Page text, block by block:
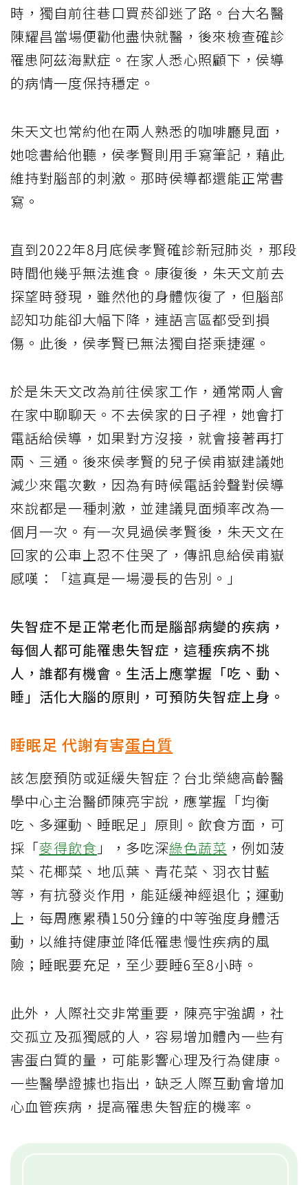
時，獨自前往巷口買菸卻迷了路。台大名醫
陳耀昌當場便勸他盡快就醫，後來檢查確診
罹患阿茲海默症。在家人悉心照顧下，侯導
的病情一度保持穩定。
朱天文也常約他在兩人熟悉的咖啡廳見面，
她唸書給他聽，侯孝賢則用手寫筆記，藉此
維持對腦部的刺激。那時侯導都還能正常書
寫。
直到2022年8月底侯孝賢確診新冠肺炎，那段
時間他幾乎無法進食。康復後，朱天文前去
探望時發現，雖然他的身體恢復了，但腦部
認知功能卻大幅下降，連語言區都受到損
傷。此後，侯孝賢已無法獨自搭乘捷運。
於是朱天文改為前往侯家工作，通常兩人會
在家中聊聊天。不去侯家的日子裡，她會打
電話給侯導，如果對方沒接，就會接著再打
兩、三通。後來侯孝賢的兒子侯甫嶽建議她
減少來電次數，因為有時候電話鈴聲對侯導
來說都是一種刺激，並建議見面頻率改為一
個月一次。有一次見過侯孝賢後，朱天文在
回家的公車上忍不住哭了，傳訊息給侯甫嶽
感嘆：「這真是一場漫長的告別。」
失智症不是正常老化而是腦部病變的疾病，
每個人都可能罹患失智症，這種疾病不挑
人，誰都有機會。生活上應掌握「吃、動、
睡」活化大腦的原則，可預防失智症上身。
睡眠足 代謝有害蛋白質
該怎麼預防或延緩失智症？台北榮總高齡醫
學中心主治醫師陳亮宇說，應掌握「均衡
吃、多運動、睡眠足」原則。飲食方面，可
採「麥得飲食 」，多吃深綠色蔬菜 ，例如菠
菜、花椰菜、地瓜葉、青花菜、羽衣甘藍
等，有抗發炎作用，能延緩神經退化；運動
上，每周應累積150分鐘的中等強度身體活
動，以維持健康並降低罹患慢性疾病的風
險；睡眠要充足，至少要睡6至8小時。
此外，人際社交非常重要，陳亮宇強調，社
交孤立及孤獨感的人，容易增加體內一些有
害蛋白質的量，可能影響心理及行為健康。
一些醫學證據也指出，缺乏人際互動會增加
心血管疾病，提高罹患失智症的機率。